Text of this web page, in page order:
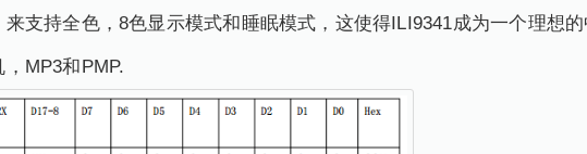
支持全色，8色显示模式和睡眠模式，这使得ILI9341成为一个理想
MP3和PMP.